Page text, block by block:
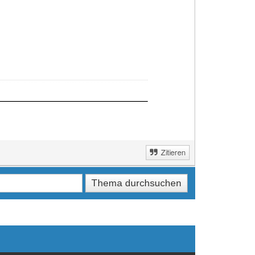
Zitieren